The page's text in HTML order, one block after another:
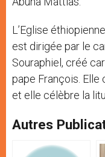
L’Eglise
est dirigée par le
Souraphiel, créé
pape François.
et elle célèbre la
Autres